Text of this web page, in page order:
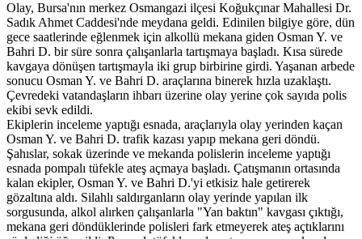
Olay, Bursa'nın merkez Osmangazi ilçesi Koğukçınar Mahallesi Dr.
Sadık Ahmet Caddesi'nde meydana geldi. Edinilen bilgiye göre, dün
gece saatlerinde eğlenmek için alkollü mekana giden Osman Y. ve
Bahri D. bir süre sonra çalışanlarla tartışmaya başladı. Kısa sürede
kavgaya dönüşen tartışmayla iki grup birbirine girdi. Yaşanan arbede
sonucu Osman Y. ve Bahri D. araçlarına binerek hızla uzaklaştı.
Çevredeki vatandaşların ihbarı üzerine olay yerine çok sayıda polis
ekibi sevk edildi.
Ekiplerin inceleme yaptığı esnada, araçlarıyla olay yerinden kaçan
Osman Y. ve Bahri D. trafik kazası yapıp mekana geri döndü.
Şahıslar, sokak üzerinde ve mekanda polislerin inceleme yaptığı
esnada pompalı tüfekle ateş açmaya başladı. Çatışmanın ortasında
kalan ekipler, Osman Y. ve Bahri D.'yi etkisiz hale getirerek
gözaltına aldı. Silahlı saldırganların olay yerinde yapılan ilk
sorgusunda, alkol alırken çalışanlarla "Yan baktın" kavgası çıktığı,
mekana geri döndüklerinde polisleri fark etmeyerek ateş açtıklarını